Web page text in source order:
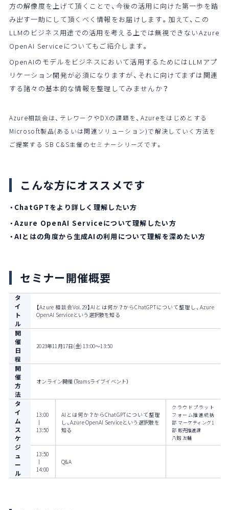
方の解像度を上げて頂くことで、今後の活用に向けた第一歩を踏
み出す一助にして頂くべく情報をお届けします。加えて、この
LLMのビジネス用途での活用を考える上では無視できないAzure
OpenAI Serviceについてもご紹介します。
OpenAIのモデルをビジネスにおいて活用するためにはLLMアプ
リケーション開発が必須になりますが、それに向けてまずは関連
する諸々の基本的な情報を整理してみませんか？
Azure相談会は、テレワークやDXの課題を、Azureをはじめとする
Microsoft製品(あるいは関連ソリューション)で解決していく方法を
ご提案する SB C&S主催のセミナーシリーズです。
こんな方にオススメです
・ChatGPTをより詳しく理解したい方
・Azure OpenAI Serviceについて理解したい方
・AIとはの角度から生成AIの利用について理解を深めたい方
セミナー開催概要
タ
イ
ト
ル
【Azure 相談会Vol.29】AIとは何か？からChatGPTについて整理し、Azure
OpenAI Serviceという選択肢を知る
開
催
日
程
2023年11月17日(金) 13:00～13:50
開
催
方
法
オンライン開催（Teamsライブイベント）
タ
イ
ム
ス
ケ
ジ
ュ
ー
ル
13:00
｜
13:50
AIとは何か？からChatGPTについて整理
し、Azure OpenAI Serviceという選択肢を
知る
クラウドプラット
フォーム推進統括
部 マーケティング1
部 販売推進課
八釼 友輔
13:50
｜
14:00
Q&A